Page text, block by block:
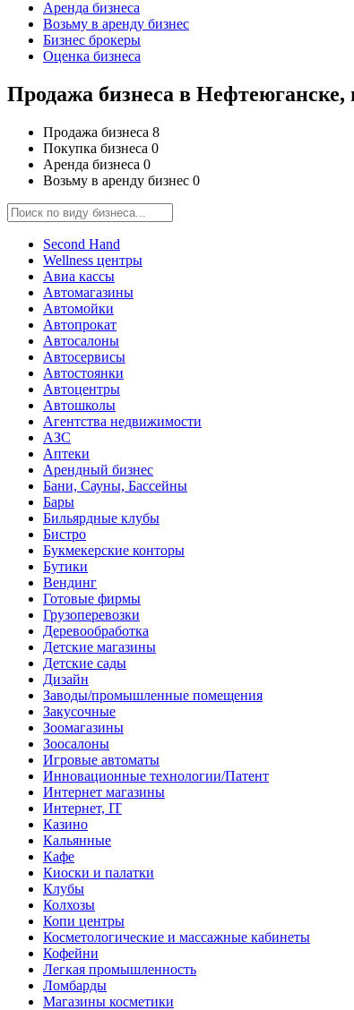
Аренда бизнеса
Возьму в аренду бизнес
Бизнес брокеры
Оценка бизнеса
Продажа бизнеса в
Продажа бизнеса 8
Покупка бизнеса 0
Аренда бизнеса 0
Возьму в аренду бизнес 0
Second Hand
Wellness центры
Авиа кассы
Автомагазины
Автомойки
Автопрокат
Автосалоны
Автосервисы
Автостоянки
Автоцентры
Автошколы
Агентства недвижимости
АЗС
Аптеки
Арендный бизнес
Бани, Сауны, Бассейны
Бары
Бильярдные клубы
Бистро
Букмекерские конторы
Бутики
Вендинг
Готовые фирмы
Грузоперевозки
Деревообработка
Детские магазины
Детские сады
Дизайн
Заводы/промышленные помещения
Закусочные
Зоомагазины
Зоосалоны
Игровые автоматы
Инновационные технологии/Патент
Интернет магазины
Интернет, IT
Казино
Кальянные
Кафе
Киоски и палатки
Клубы
Колхозы
Копи центры
Косметологические и массажные кабинеты
Кофейни
Легкая промышленность
Ломбарды
Магазины косметики